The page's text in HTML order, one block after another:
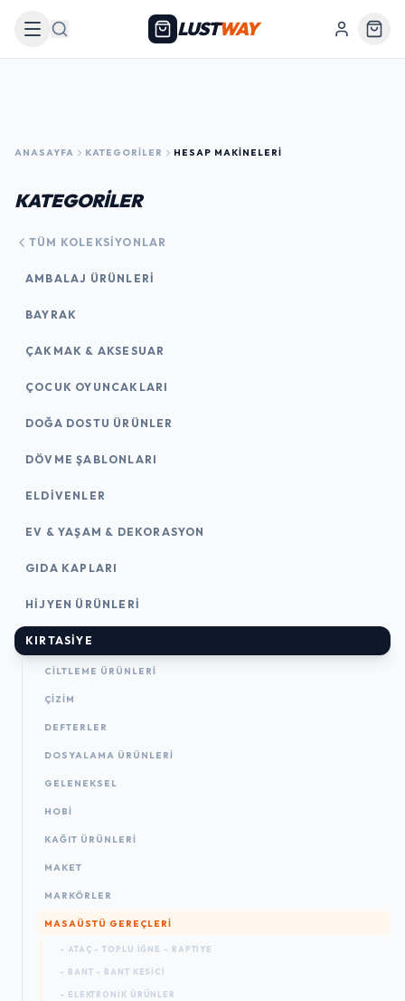
Arama LUSTWAY
ANASAYFA KATEGORILER HESAP MAKINELERI
KATEGORİLER
TÜM KOLEKSIYONLAR
AMBALAJ ÜRÜNLERI
BAYRAK
ÇAKMAK & AKSESUAR
ÇOCUK OYUNCAKLARI
DOĞA DOSTU ÜRÜNLER
DÖVME ŞABLONLARI
ELDIVENLER
EV & YAŞAM & DEKORASYON
GIDA KAPLARI
HIJYEN ÜRÜNLERI
KIRTASİYE
CILTLEME ÜRÜNLERI
ÇİZİM
DEFTERLER
DOSYALAMA ÜRÜNLERI
GELENEKSEL
HOBİ
KAĞIT ÜRÜNLERI
MAKET
MARKÖRLER
MASAÜSTÜ GEREÇLERI
- ATAÇ - TOPLU İĞNE - RAPTIYE
- BANT - BANT KESICI
- ELEKTRONIK ÜRÜNLER